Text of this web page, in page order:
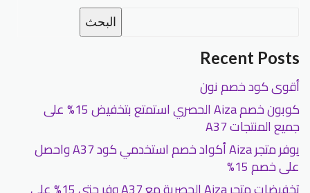
البحث
Recent Posts
أقوى كود خصم نون
كوبون خصم Aiza الحصري استمتع بتخفيض 15% على
جميع المنتجات A37
يوفر متجر Aiza أكواد خصم استخدمي كود A37 واحصل
على خصم 15%